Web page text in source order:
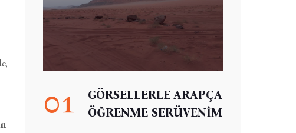
01
GÖRSELLERLE ARAPÇA
ÖĞRENME SERÜVENİM